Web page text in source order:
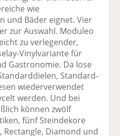
wie
und Bäder eignet. Vier
zur Auswahl. Moduleo
zu verlegender,
Vinylvariante für
Gastronomie. Da lose
Standard-
wiederverwendet
werden. Und bei
können zwölf
fünf Steindekore
Rectangle, Diamond und